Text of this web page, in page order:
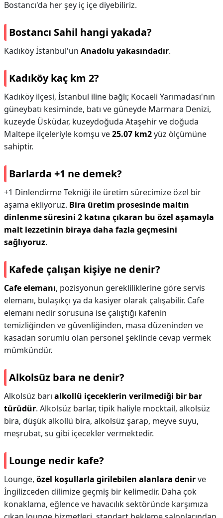
Bostancı'da her şey iç içe diyebiliriz.
Bostancı Sahil hangi yakada?
Kadıköy İstanbul'un Anadolu yakasındadır.
Kadıköy kaç km 2?
Kadıköy ilçesi, İstanbul iline bağlı; Kocaeli Yarımadası'nın
güneybatı kesiminde, batı ve güneyde Marmara Denizi,
kuzeyde Üsküdar, kuzeydoğuda Ataşehir ve doğuda
Maltepe ilçeleriyle komşu ve25.07 km2yüz ölçümüne
sahiptir.
Barlarda +1 ne demek?
+1 Dinlendirme Tekniği ile üretim sürecimize özel bir
aşama ekliyoruz. Bira üretim prosesinde maltın
dinlenme süresini 2 katına çıkaran bu özel aşamayla
malt lezzetinin biraya daha fazla geçmesini
sağlıyoruz.
Kafede çalışan kişiye ne denir?
Cafe elemanı, pozisyonun gerekliliklerine göre servis
elemanı, bulaşıkçı ya da kasiyer olarak çalışabilir. Cafe
elemanı nedir sorusuna ise çalıştığı kafenin
temizliğinden ve güvenliğinden, masa düzeninden ve
kasadan sorumlu olan personel şeklinde cevap vermek
mümkündür.
Alkolsüz bara ne denir?
Alkolsüz barı alkollü içeceklerin verilmediği bir bar
türüdür. Alkolsüz barlar, tipik haliyle mocktail, alkolsüz
bira, düşük alkollü bira, alkolsüz şarap, meyve suyu,
meşrubat, su gibi içecekler vermektedir.
Lounge nedir kafe?
Lounge, özel koşullarla girilebilen alanlara denirve
İngilizceden dilimize geçmiş bir kelimedir. Daha çok
konaklama, eğlence ve havacılık sektöründe karşımıza